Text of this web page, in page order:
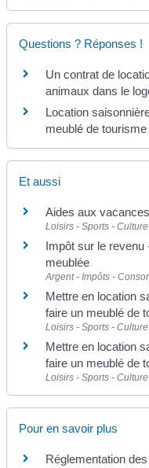
Questions ? Réponses !
Un contrat de
animaux dans le
Location
meublé de tourisme
Et aussi
Aides aux vacances
Loisirs - Sports - Culture
Impôt sur le revenu
meublée
Argent - Impôts -
Mettre en location
faire un meublé de
Loisirs - Sports - Culture
Mettre en location
faire un meublé de
Loisirs - Sports - Culture
Pour en savoir plus
Réglementation